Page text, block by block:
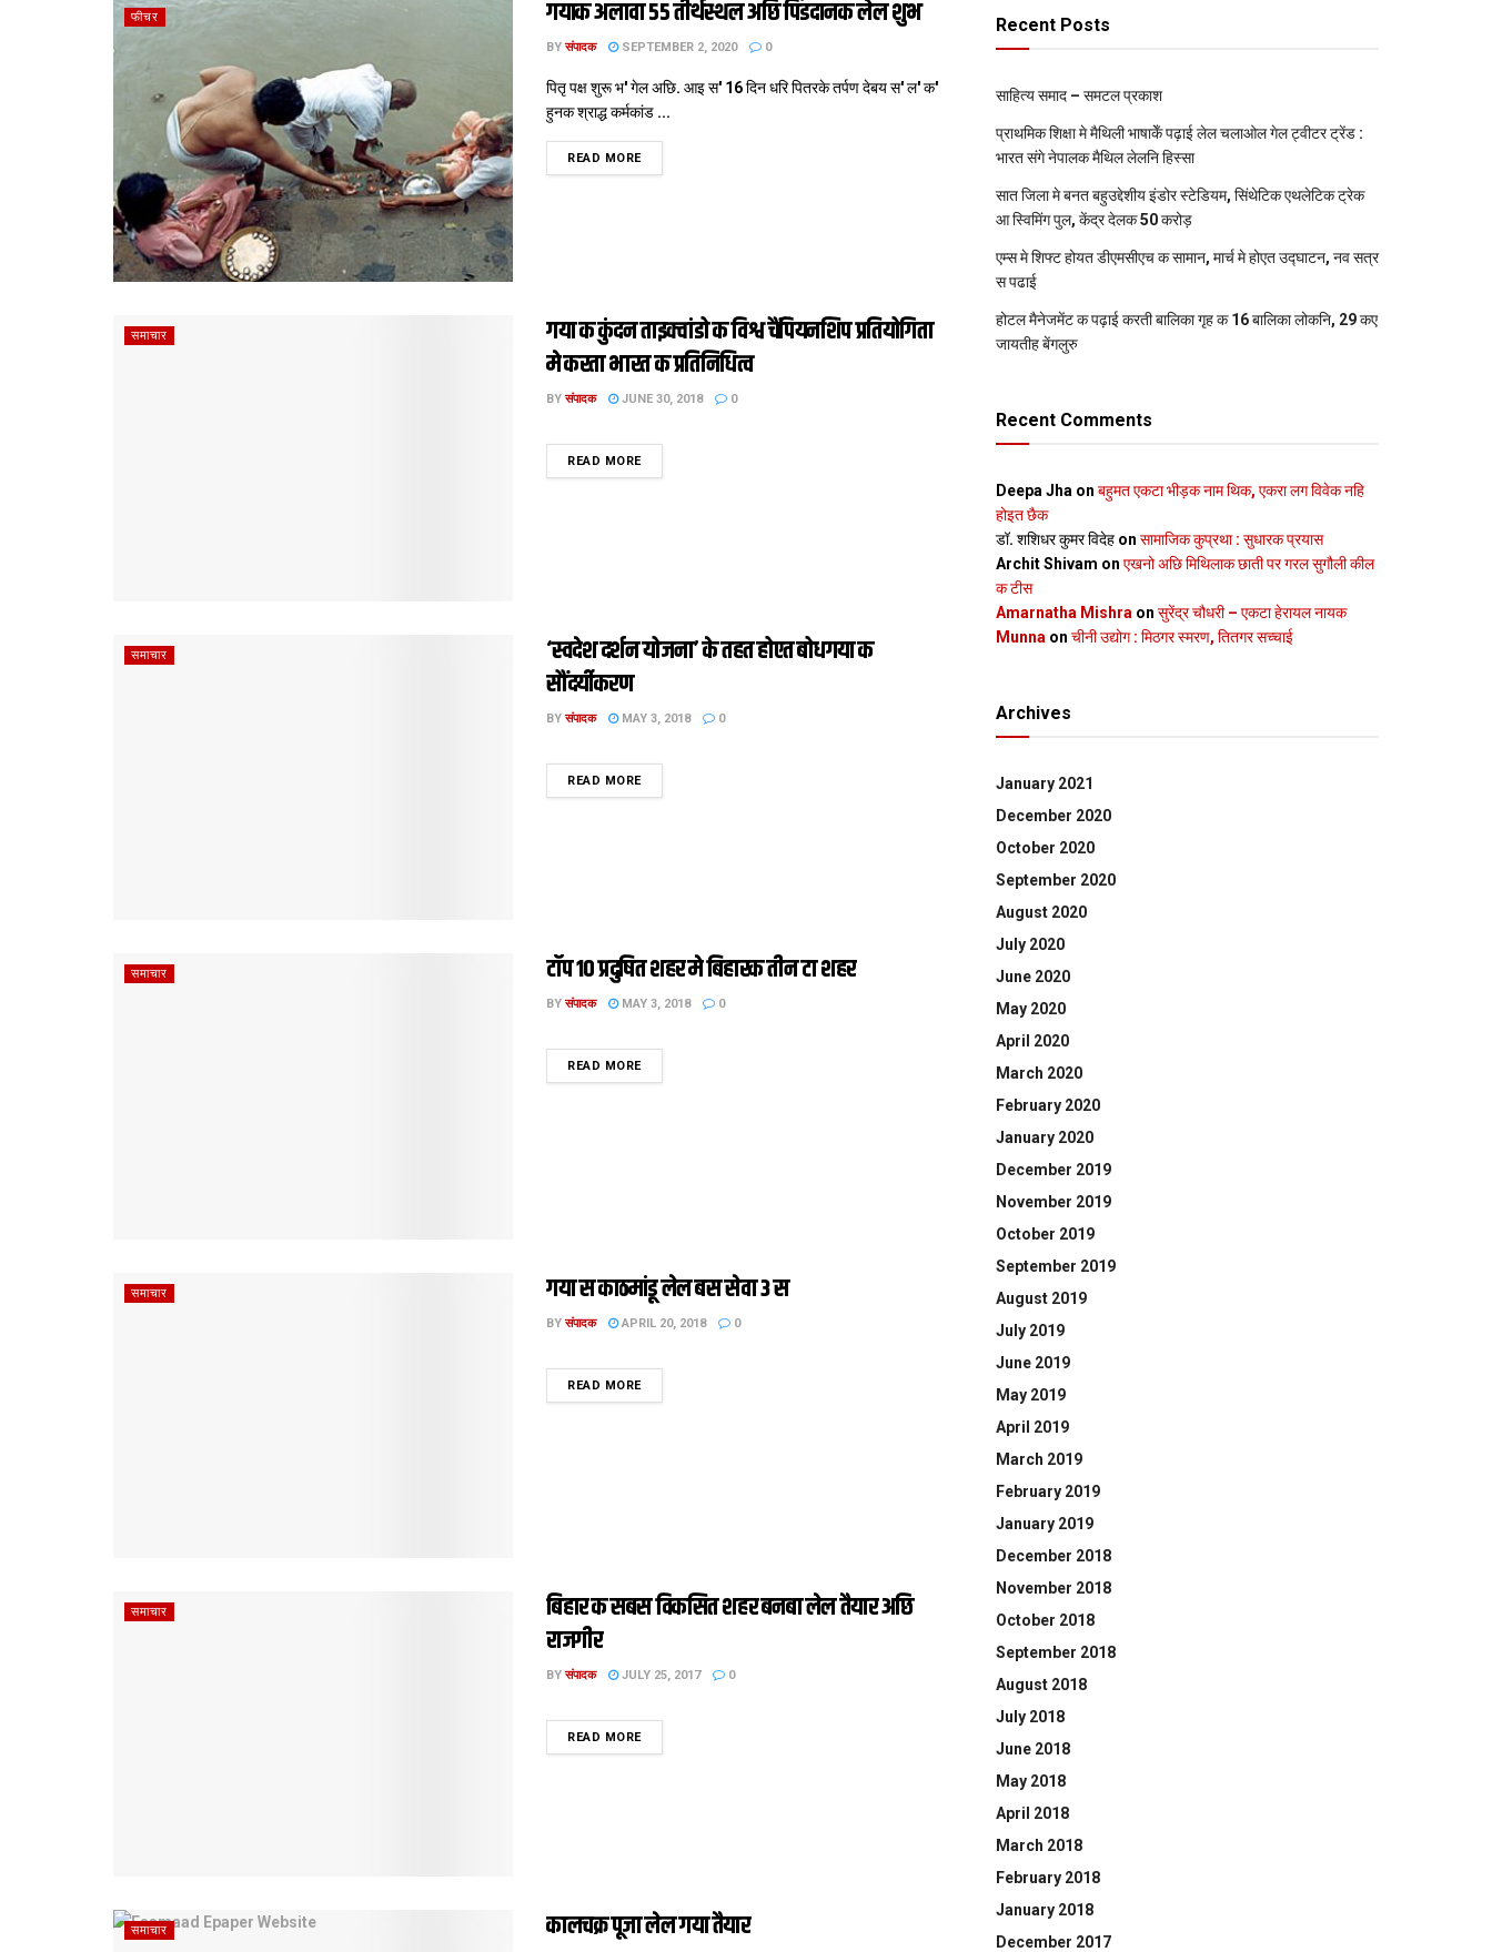
फीचर गयाक अलावा 55 तीर्थस्थल अछि पिंडदानक लेल शुभ
BY संपादक SEPTEMBER 2, 2020 0
पितृ पक्ष शुरू भ' गेल अछि. आइ स' 16 दिन धरि पितरके तर्पण देबय स' ल' क'
हुनक श्राद्ध कर्मकांड ...
READ MOREDETAILS
समाचार
गया क कुंदन ताइक्वांडो क विश्व चैंपियनशिप प्रतियोगिता
मे करता भारत क प्रतिनिधित्व
BY संपादक JUNE 30, 2018 0
READ MOREDETAILS
समाचार
‘स्वदेश दर्शन योजना’ के तहत होएत बोधगया क
सौंदर्यीकरण
BY संपादक MAY 3, 2018 0
READ MOREDETAILS
समाचार टॉप 10 प्रदुषित शहर मे बिहारक तीन टा शहर
BY संपादक MAY 3, 2018 0
READ MOREDETAILS
समाचार गया स काठमांडू लेल बस सेवा 3 स
BY संपादक APRIL 20, 2018 0
READ MOREDETAILS
समाचार
बिहार क सबस विकसित शहर बनबा लेल तैयार अछि
राजगीर
BY संपादक JULY 25, 2017 0
READ MOREDETAILS
समाचार कालचक्र पूजा लेल गया तैयार
Recent Posts
साहित्य समाद – समटल प्रकाश
प्राथमिक शि‍क्षा मे मैथि‍ली भाषाकेँ पढ़ाई लेल चलाओल गेल ट्वीटर ट्रेंड :
भारत संगे नेपालक मैथिल लेलनि हिस्सा
सात जिला मे बनत बहुउद्देशीय इंडोर स्‍टेडि‍यम, सिंथेटिक एथलेटिक ट्रेक
आ स्विमिंग पुल, केंद्र देलक 50 करोड़
एम्स मे शिफ्ट होयत डीएमसीएच क सामान, मार्च मे होएत उद्घाटन, नव सत्र
स पढाई
होटल मैनेजमेंट क पढ़ाई करती बालिका गृह क 16 बालिका लोकनि, 29 कए
जायतीह बेंगलुरु
Recent Comments
Deepa Jha on बहुमत एकटा भीड़क नाम थिक, एकरा लग विवेक नहि
होइत छैक
डॉ. शशिधर कुमर विदेह on सामाजिक कुप्रथा : सुधारक प्रयास
Archit Shivam on एखनो अछि मिथिलाक छाती पर गरल सुगौली कील
क टीस
Amarnatha Mishra on सुरेंद्र चौधरी – एकटा हेरायल नायक
Munna on चीनी उद्योग : मिठगर स्‍मरण, तितगर सच्‍चाई
Archives
January 2021
December 2020
October 2020
September 2020
August 2020
July 2020
June 2020
May 2020
April 2020
March 2020
February 2020
January 2020
December 2019
November 2019
October 2019
September 2019
August 2019
July 2019
June 2019
May 2019
April 2019
March 2019
February 2019
January 2019
December 2018
November 2018
October 2018
September 2018
August 2018
July 2018
June 2018
May 2018
April 2018
March 2018
February 2018
January 2018
December 2017